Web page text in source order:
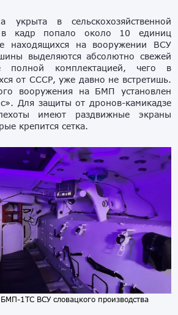
укрыта в сельскохозяйственной
в кадр попало около 10 единиц
находящихся на вооружении ВСУ
выделяются абсолютно свежей
полной комплектацией, чего в
от СССР, уже давно не встретишь.
вооружения на БМП установлен
Для защиты от дронов-камикадзе
имеют раздвижные экраны
крепится сетка.
1ТС ВСУ словацкого производства